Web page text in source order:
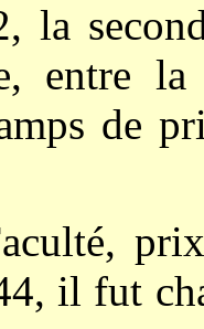
la
entre la
de
il fut